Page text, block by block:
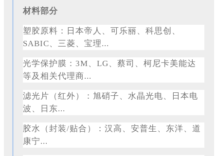
材料部分
塑胶原料：日本帝人、可乐丽、科思创、
SABIC、三菱、宝理...
光学保护膜： 3M、LG、蔡司、柯尼卡美能达
等及相关代理商...
滤光片（红外）：旭硝子、水晶光电、日本电
波、日东...
胶水（封装/贴合）：汉高、安普生、东洋、道
康宁...